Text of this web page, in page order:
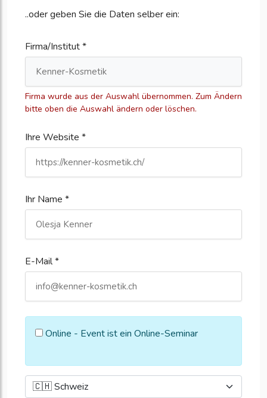
..oder geben Sie die Daten selber ein:
Firma/Institut *
Firma wurde aus der Auswahl übernommen. Zum Ändern
bitte oben die Auswahl ändern oder löschen.
Ihre Website *
Ihr Name *
E-Mail *
Online - Event ist ein Online-Seminar